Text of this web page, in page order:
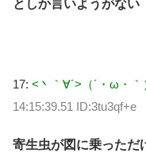
としか言いようがない
17: <丶｀∀´>（´・ω・
14:15:39.51 ID:3tu3qf+e
寄生虫が図に乗っただ